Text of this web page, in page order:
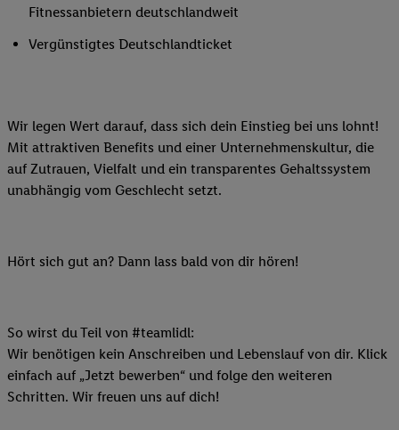
Fitnessanbietern deutschlandweit
Vergünstigtes Deutschlandticket
Wir legen Wert darauf, dass sich dein Einstieg bei uns lohnt!
Mit attraktiven Benefits und einer Unternehmenskultur, die
auf Zutrauen, Vielfalt und ein transparentes Gehaltssystem
unabhängig vom Geschlecht setzt.
Hört sich gut an? Dann lass bald von dir hören!
So wirst du Teil von #teamlidl:
Wir benötigen kein Anschreiben und Lebenslauf von dir. Klick
einfach auf „Jetzt bewerben“ und folge den weiteren
Schritten. Wir freuen uns auf dich!